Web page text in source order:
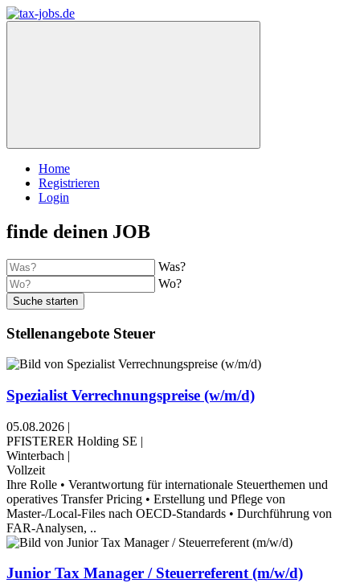
Home
Registrieren
Login
finde deinen JOB
Was?
Wo?
Suche starten
Stellenangebote Steuer
Spezialist Verrechnungspreise (w/m/d)
05.08.2026 |
PFISTERER Holding SE |
Winterbach |
Vollzeit
Ihre Rolle • Verantwortung für internationale Steuerthemen und
operatives Transfer Pricing • Erstellung und Pflege von
Master-/Local-Files nach OECD-Standards • Durchführung von
FAR-Analysen, ..
Junior Tax Manager / Steuerreferent (m/w/d)